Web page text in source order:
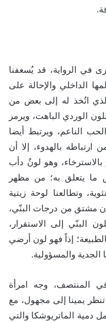
في الرواية، قد يُسعفنا
الداخلي والإحالة على
اتُخذ له إلى بعض من
الوردي الباهت، ويرمز
الناعم، ويرتبط أيضا
ارتباطه بالهدوء، إلا أن
وهو لونٌ دأب
ما يتعلق به؛ من مظهر
وتطالعنا لوحة زيتية
مشتق من درجات البنّي،
البنّي إلى الاستقرار،
إذاً فهو لون أرضي
الجدية والمسؤولية.
المنتصف، وجه امرأة
يمينا إلى مجهول، مع
دمية الماتريوشكا والتي